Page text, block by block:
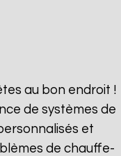
au bon endroit !
de systèmes de
et
de chauffe-